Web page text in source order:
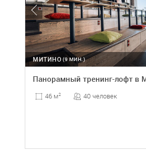
(9 МИН.)
МИТИНО
Панорамный тренинг-лофт в
46 м2 40 человек